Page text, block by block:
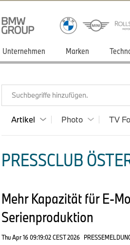
Unternehmen Marken
Suchbegriffe hinzufügen.
Artikel Photo TV
PRESSCLUB
Mehr Kapazität für E-
Serienproduktion
Thu Apr 16 09:19:02 CEST 2026